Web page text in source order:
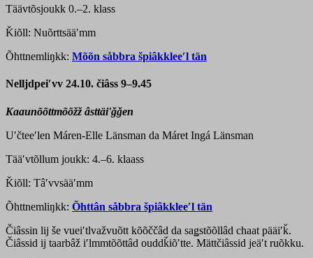
Täävtõsjoukk 0.–2. klass
Ǩiõll: Nuõrttsääʹmm
Õhttnemliŋkk: Mõõn såbbra špiâkkleeʹl tän
Nelljdpeiʹvv 24.10. čiâss 9–9.45
Kaaunõõttmõõžž âsttäiʹǧǧen
Uʹčteeʹlen Máren-Elle Länsman da Máret Ingá Länsman
Tääʹvtõllum joukk: 4.–6. klaass
Ǩiõll: Tâʹvvsääʹmm
Õhttnemliŋkk: Õhttân såbbra špiâkkleeʹl tän
Čiâssin lij še vueiʹtlvažvuõtt kõõččâd da saǥstõõllâd chaat pääiʹǩ.
Čiâssid ij taarbâž iʹlmmtõõttâd ouddǩiõʹtte. Mättčiâssid jeäʹt ruõkku.